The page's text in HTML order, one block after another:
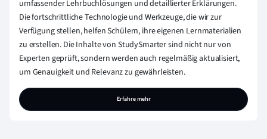
umfassender Lehrbuchlösungen und detaillierter Erklärungen.
Die fortschrittliche Technologie und Werkzeuge, die wir zur
Verfügung stellen, helfen Schülern, ihre eigenen Lernmaterialien
zu erstellen. Die Inhalte von StudySmarter sind nicht nur von
Experten geprüft, sondern werden auch regelmäßig aktualisiert,
um Genauigkeit und Relevanz zu gewährleisten.
Erfahre mehr